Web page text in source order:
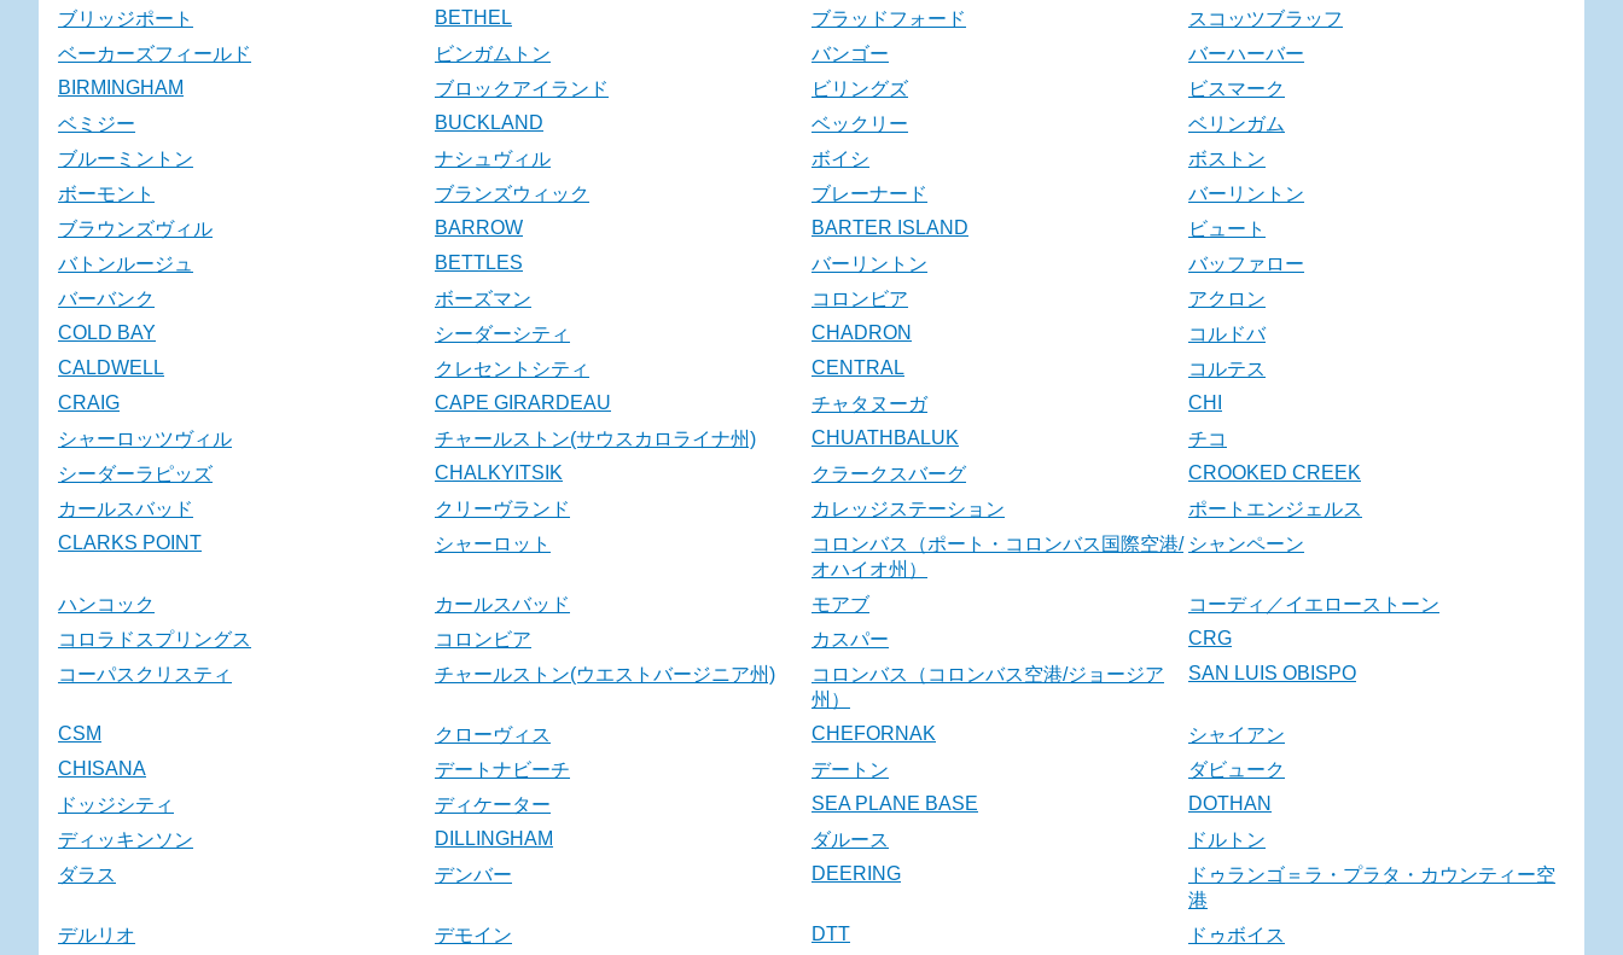
ブリッジポート
BETHEL ブラッドフォード
スコッツブラッフ
ベーカーズフィールド
ビンガムトン バンゴー
バーハーバー
BIRMINGHAM
ブロックアイランド ビリングズ
ビスマーク
ベミジー
BUCKLAND ベックリー
ベリンガム
ブルーミントン
ナシュヴィル ボイシ
ボストン
ボーモント
ブランズウィック ブレーナード
バーリントン
ブラウンズヴィル
BARROW BARTER ISLAND
ビュート
バトンルージュ
BETTLES バーリントン
バッファロー
バーバンク
ボーズマン コロンビア
アクロン
COLD BAY
シーダーシティ CHADRON
コルドバ
CALDWELL
クレセントシティ CENTRAL
コルテス
CRAIG
CAPE GIRARDEAU チャタヌーガ
CHI
シャーロッツヴィル
チャールストン(サウスカロライナ州) CHUATHBALUK
チコ
シーダーラピッズ
CHALKYITSIK クラークスバーグ
CROOKED CREEK
カールスバッド
クリーヴランド カレッジステーション
ポートエンジェルス
CLARKS POINT
シャーロット
コロンバス（ポート・コロンバス国際空港/
オハイオ州）
シャンペーン
ハンコック カールスバッド モアブ
コーディ／イエローストーン
コロラドスプリングス
コロンビア カスパー
CRG
コーパスクリスティ
チャールストン(ウエストバージニア州)
コロンバス（コロンバス空港/ジョージア
州）
SAN LUIS OBISPO
CSM クローヴィス CHEFORNAK
シャイアン
CHISANA
デートナビーチ デートン
ダビューク
ドッジシティ
ディケーター SEA PLANE BASE
DOTHAN
ディッキンソン
DILLINGHAM ダルース
ドルトン
ダラス
デンバー DEERING
ドゥランゴ＝ラ・プラタ・カウンティー空
港
デルリオ
デモイン DTT
ドゥボイス